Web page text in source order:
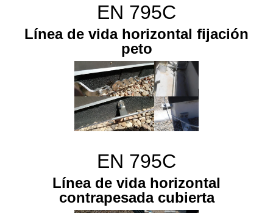
EN 795C
Línea de vida horizontal fijación
peto
EN 795C
Línea de vida horizontal
contrapesada cubierta